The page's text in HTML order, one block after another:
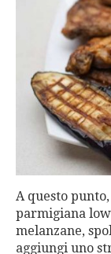
A questo
parmigiana
melanzane,
aggiungi uno